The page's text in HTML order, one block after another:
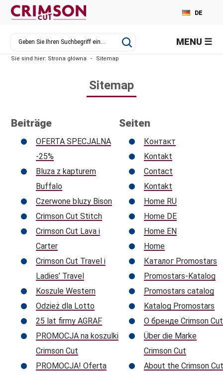
EN
DE
MENU
Sie sind hier: Strona główna - Sitemap
Sitemap
Beiträge
OFERTA SPECJALNA
-25%
Bluza z kapturem
Buffalo
Czerwone bluzy Bison
Crimson Cut Stitch
Crimson Cut Lava i
Carter
Crimson Cut Travel i
Ladies’ Travel
Koszule Western
Odzież dla Lotto
25 lat firmy AGRAF
PROMOCJA na koszulki
Crimson Cut
PROMOCJA! Oferta
Seiten
Контакт
Kontakt
Contact
Kontakt
Home RU
Home DE
Home EN
Home
Каталог Promostars
Promostars-Katalog
Promostars catalog
Katalog Promostars
О бренде Crimson Cut
Über die Marke
Crimson Cut
About the Crimson